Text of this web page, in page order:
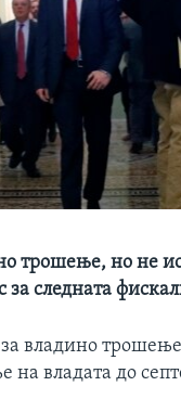
трошeње, но не
следната
владино
на владата до